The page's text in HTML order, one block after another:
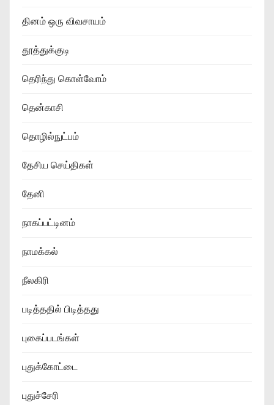
தினம் ஒரு விவசாயம்
தூத்துக்குடி
தெரிந்து கொள்வோம்
தென்காசி
தொழில்நுட்பம்
தேசிய செய்திகள்
தேனி
நாகப்பட்டினம்
நாமக்கல்
நீலகிரி
படித்ததில் பிடித்தது
புகைப்படங்கள்
புதுக்கோட்டை
புதுச்சேரி